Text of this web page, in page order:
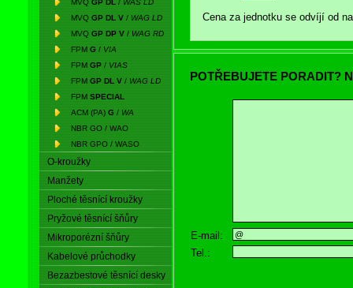
MVQ GP DL / WAS LD
MVQ GP DL V / WAG LD
MVQ GP DP V / WAG RD
FPM G / VIA
FPM GP / VIAS
FPM GP DL V / WAG LD
FPM SPECIAL
ACM (PA) G / WA
NBR GO / WAO
NBR GPO / WASO
O-kroužky
Manžety
Ploché těsnící kroužky
Pryžové těsnící šňůry
Mikroporézní šňůry
Kabelové průchodky
Bezazbestové těsnící desky
Cena za jednotku se odvíjí od
POTŘEBUJETE PORADIT?
E-mail:
Tel.: